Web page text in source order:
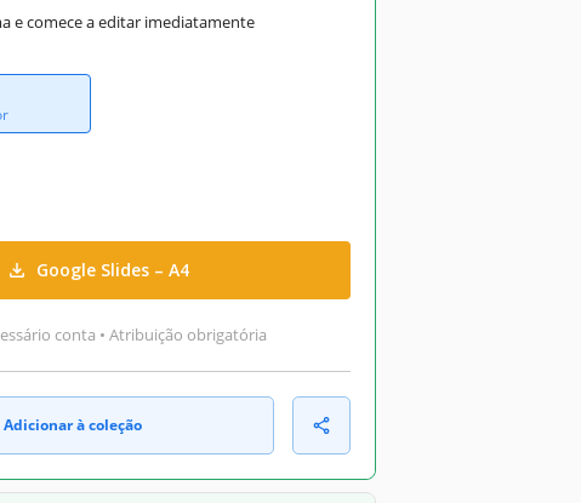
e comece a editar imediatamente
Google Slides – A4
conta • Atribuição obrigatória
Adicionar à coleção